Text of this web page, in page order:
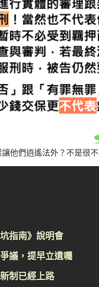
讓他們逍遙法外？不是很
指南》說明會
議，提早立遺囑
制已經上路